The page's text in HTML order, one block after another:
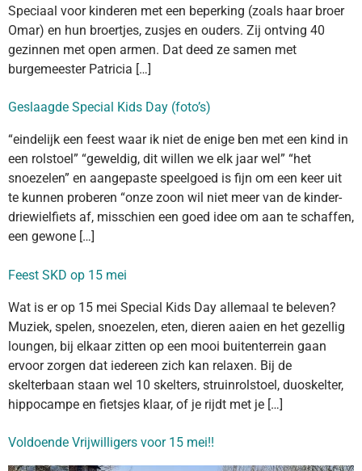
Speciaal voor kinderen met een beperking (zoals haar broer
Omar) en hun broertjes, zusjes en ouders. Zij ontving 40
gezinnen met open armen. Dat deed ze samen met
burgemeester Patricia […]
Geslaagde Special Kids Day (foto’s)
“eindelijk een feest waar ik niet de enige ben met een kind in
een rolstoel” “geweldig, dit willen we elk jaar wel” “het
snoezelen” en aangepaste speelgoed is fijn om een keer uit
te kunnen proberen “onze zoon wil niet meer van de kinder-
driewielfiets af, misschien een goed idee om aan te schaffen,
een gewone […]
Feest SKD op 15 mei
Wat is er op 15 mei Special Kids Day allemaal te beleven?
Muziek, spelen, snoezelen, eten, dieren aaien en het gezellig
loungen, bij elkaar zitten op een mooi buitenterrein gaan
ervoor zorgen dat iedereen zich kan relaxen. Bij de
skelterbaan staan wel 10 skelters, struinrolstoel, duoskelter,
hippocampe en fietsjes klaar, of je rijdt met je […]
Voldoende Vrijwilligers voor 15 mei!!